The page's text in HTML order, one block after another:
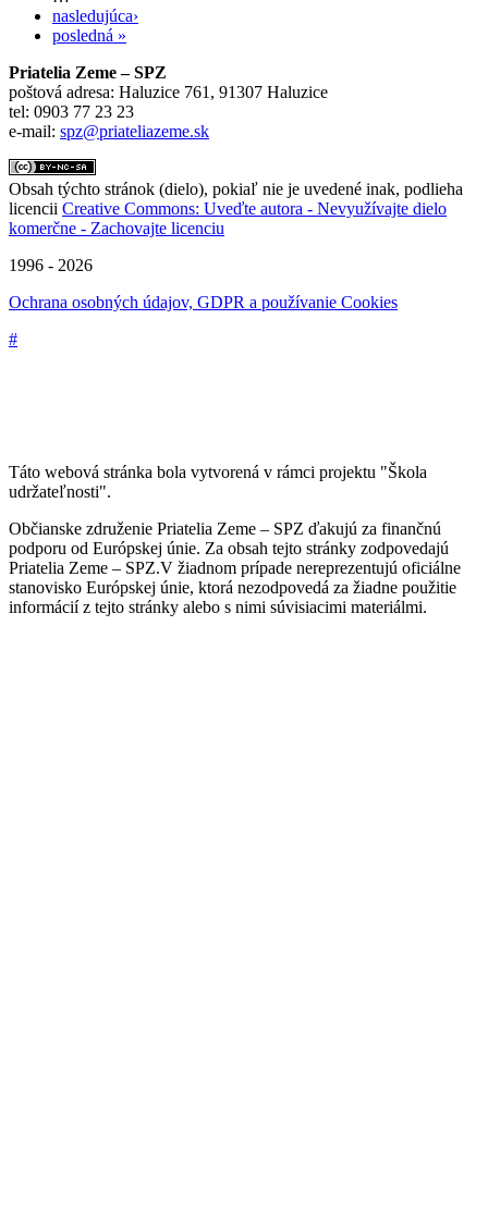
nasledujúca›
posledná »
Priatelia Zeme – SPZ
poštová adresa: Haluzice 761, 91307 Haluzice
tel: 0903 77 23 23
e-mail: spz@priateliazeme.sk
Obsah týchto stránok (dielo), pokiaľ nie je uvedené inak, podlieha
licencii Creative Commons: Uveďte autora - Nevyužívajte dielo
komerčne - Zachovajte licenciu
1996 - 2026
Ochrana osobných údajov, GDPR a používanie Cookies
#
Táto webová stránka bola vytvorená v rámci projektu "Škola
udržateľnosti".
Občianske združenie Priatelia Zeme – SPZ ďakujú za finančnú
podporu od Európskej únie. Za obsah tejto stránky zodpovedajú
Priatelia Zeme – SPZ.V žiadnom prípade nereprezentujú oficiálne
stanovisko Európskej únie, ktorá nezodpovedá za žiadne použitie
informácií z tejto stránky alebo s nimi súvisiacimi materiálmi.